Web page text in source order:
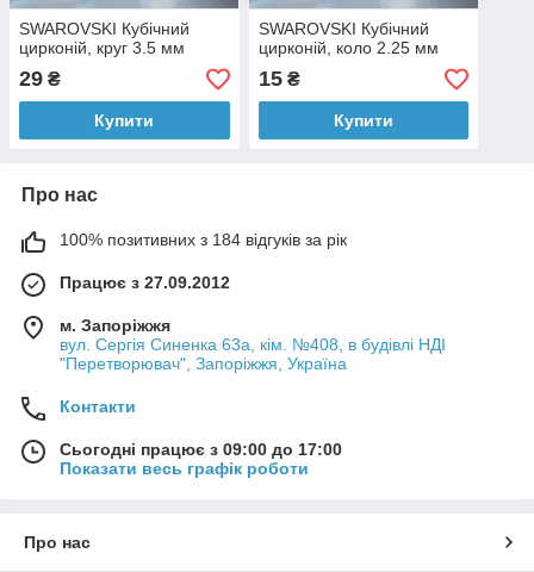
SWAROVSKI Кубічний
цирконій, круг 3.5 мм
29 ₴
Купити
SWAROVSKI Кубічний
цирконій, коло 2.25 мм
15₴
Купити
Про нас
100% позитивних з 184 відгуків за рік
Працює з 27.09.2012
м. Запоріжжя
вул. Сергія Синенка 63а, кім. №408, в будівлі НДІ
"Перетворювач", Запоріжжя, Україна
Контакти
Сьогодні працює з 09:00 до 17:00
Показати весь графік роботи
Про нас